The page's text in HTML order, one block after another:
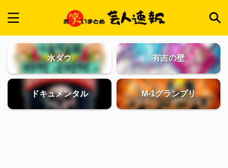
水ダウ 有吉の壁
ドキュメンタル M-1グランプリ